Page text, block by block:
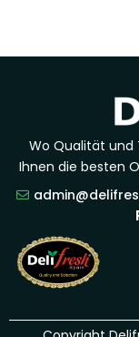
Wo Qualität und
Ihnen die besten